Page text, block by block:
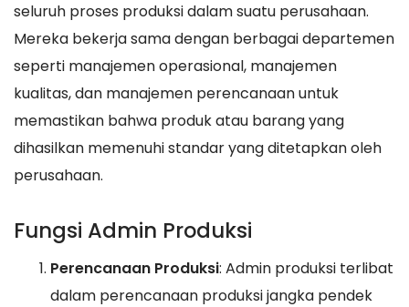
seluruh proses produksi dalam suatu perusahaan.
Mereka bekerja sama dengan berbagai departemen
seperti manajemen operasional, manajemen
kualitas, dan manajemen perencanaan untuk
memastikan bahwa produk atau barang yang
dihasilkan memenuhi standar yang ditetapkan oleh
perusahaan.
Fungsi Admin Produksi
Perencanaan Produksi: Admin produksi terlibat
dalam perencanaan produksi jangka pendek